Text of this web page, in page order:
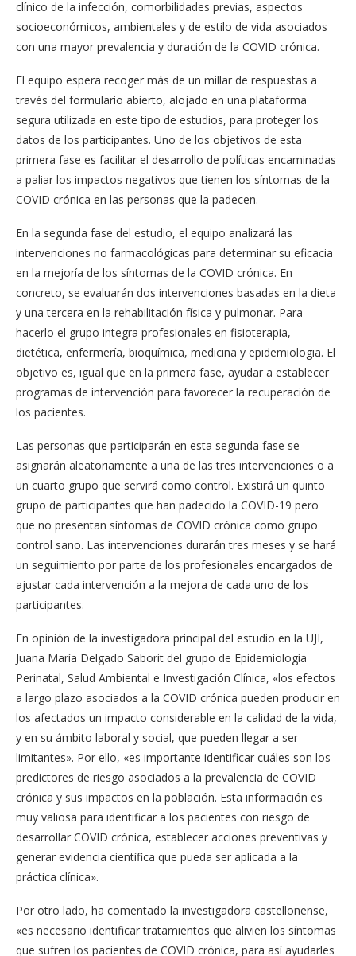
clínico de la infección, comorbilidades previas, aspectos
socioeconómicos, ambientales y de estilo de vida asociados
con una mayor prevalencia y duración de la COVID crónica.
El equipo espera recoger más de un millar de respuestas a
través del formulario abierto, alojado en una plataforma
segura utilizada en este tipo de estudios, para proteger los
datos de los participantes. Uno de los objetivos de esta
primera fase es facilitar el desarrollo de políticas encaminadas
a paliar los impactos negativos que tienen los síntomas de la
COVID crónica en las personas que la padecen.
En la segunda fase del estudio, el equipo analizará las
intervenciones no farmacológicas para determinar su eficacia
en la mejoría de los síntomas de la COVID crónica. En
concreto, se evaluarán dos intervenciones basadas en la dieta
y una tercera en la rehabilitación física y pulmonar. Para
hacerlo el grupo integra profesionales en fisioterapia,
dietética, enfermería, bioquímica, medicina y epidemiologia. El
objetivo es, igual que en la primera fase, ayudar a establecer
programas de intervención para favorecer la recuperación de
los pacientes.
Las personas que participarán en esta segunda fase se
asignarán aleatoriamente a una de las tres intervenciones o a
un cuarto grupo que servirá como control. Existirá un quinto
grupo de participantes que han padecido la COVID-19 pero
que no presentan síntomas de COVID crónica como grupo
control sano. Las intervenciones durarán tres meses y se hará
un seguimiento por parte de los profesionales encargados de
ajustar cada intervención a la mejora de cada uno de los
participantes.
En opinión de la investigadora principal del estudio en la UJI,
Juana María Delgado Saborit del grupo de Epidemiología
Perinatal, Salud Ambiental e Investigación Clínica, «los efectos
a largo plazo asociados a la COVID crónica pueden producir en
los afectados un impacto considerable en la calidad de la vida,
y en su ámbito laboral y social, que pueden llegar a ser
limitantes». Por ello, «es importante identificar cuáles son los
predictores de riesgo asociados a la prevalencia de COVID
crónica y sus impactos en la población. Esta información es
muy valiosa para identificar a los pacientes con riesgo de
desarrollar COVID crónica, establecer acciones preventivas y
generar evidencia científica que pueda ser aplicada a la
práctica clínica».
Por otro lado, ha comentado la investigadora castellonense,
«es necesario identificar tratamientos que alivien los síntomas
que sufren los pacientes de COVID crónica, para así ayudarles